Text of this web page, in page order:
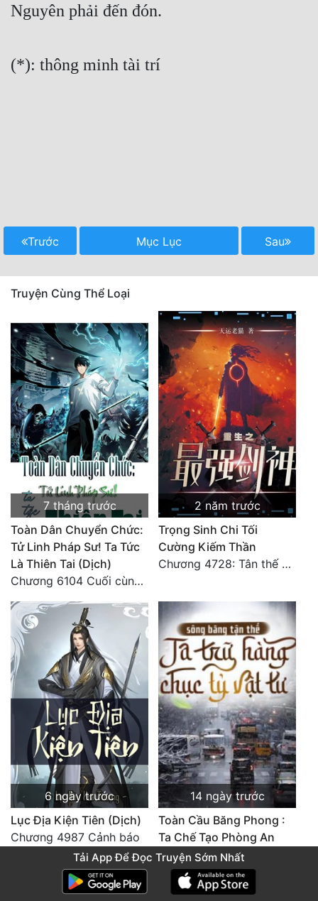
Nguyên phải đến đón.
(*): thông minh tài trí
Trước Mục Lục Sau
Truyện Cùng Thể Loại
7 tháng trước
Toàn Dân Chuyển Chức:
Tử Linh Pháp Sư! Ta Tức
Là Thiên Tai (Dịch)
Chương 6104 Cuối cùng (HẾT)
2 năm trước
Trọng Sinh Chi Tối
Cường Kiếm Thần
Chương 4728: Tân thế giới (đại kết cục) (10)
6 ngày trước
Lục Địa Kiện Tiên (Dịch)
Chương 4987 Cảnh báo
14 ngày trước
Toàn Cầu Băng Phong :
Ta Chế Tạo Phòng An
Toàn Tại Tận Thế
Tải App Để Đọc Truyện Sớm Nhất